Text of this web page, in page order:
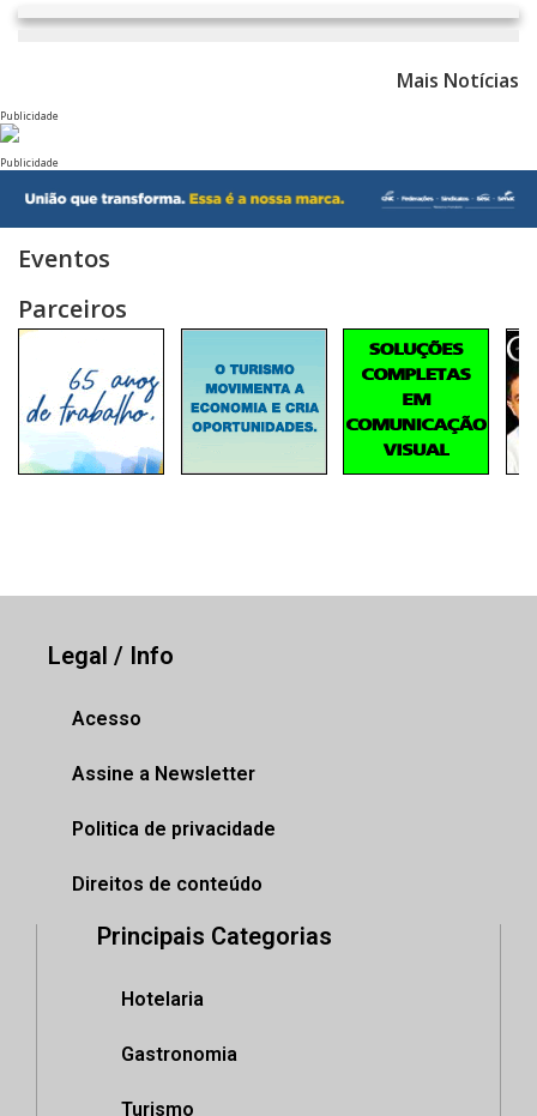
Mais Notícias
Publicidade
Publicidade
Eventos
Parceiros
Legal / Info
Acesso
Assine a Newsletter
Politica de privacidade
Direitos de conteúdo
Principais Categorias
Hotelaria
Gastronomia
Turismo